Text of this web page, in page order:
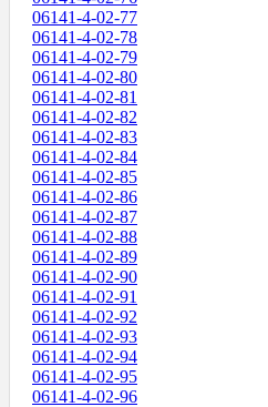
06141-4-02-77
06141-4-02-78
06141-4-02-79
06141-4-02-80
06141-4-02-81
06141-4-02-82
06141-4-02-83
06141-4-02-84
06141-4-02-85
06141-4-02-86
06141-4-02-87
06141-4-02-88
06141-4-02-89
06141-4-02-90
06141-4-02-91
06141-4-02-92
06141-4-02-93
06141-4-02-94
06141-4-02-95
06141-4-02-96